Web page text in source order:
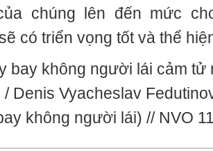
chúng lên đến mức
có triển vọng tốt và thể
bay không người lái cảm tử
Denis Vyacheslav
không người lái) // NVO